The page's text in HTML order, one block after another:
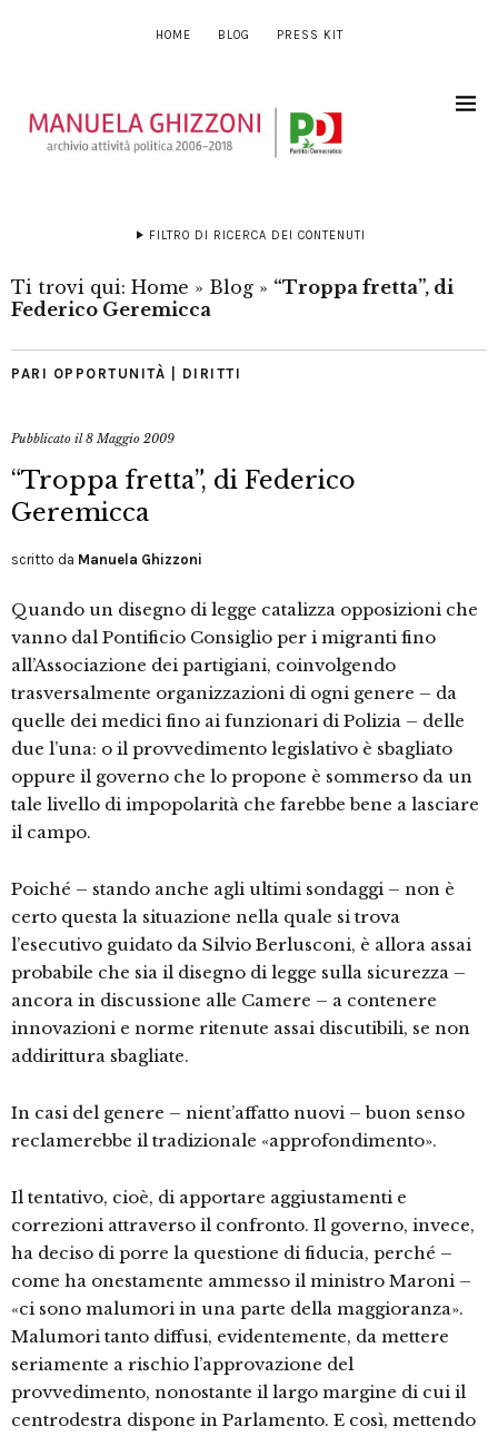
HOME BLOG PRESS KIT
FILTRO DI RICERCA DEI CONTENUTI
Ti trovi qui: Home » Blog » “Troppa fretta”, di
Federico Geremicca
PARI OPPORTUNITÀ | DIRITTI
Pubblicato il8 Maggio 2009
“Troppa fretta”, di Federico
Geremicca
scritto da Manuela Ghizzoni
Quando un disegno di legge catalizza opposizioni che
vanno dal Pontificio Consiglio per i migranti fino
all’Associazione dei partigiani, coinvolgendo
trasversalmente organizzazioni di ogni genere – da
quelle dei medici fino ai funzionari di Polizia – delle
due l’una: o il provvedimento legislativo è sbagliato
oppure il governo che lo propone è sommerso da un
tale livello di impopolarità che farebbe bene a lasciare
il campo.
Poiché – stando anche agli ultimi sondaggi – non è
certo questa la situazione nella quale si trova
l’esecutivo guidato da Silvio Berlusconi, è allora assai
probabile che sia il disegno di legge sulla sicurezza –
ancora in discussione alle Camere – a contenere
innovazioni e norme ritenute assai discutibili, se non
addirittura sbagliate.
In casi del genere – nient’affatto nuovi – buon senso
reclamerebbe il tradizionale «approfondimento».
Il tentativo, cioè, di apportare aggiustamenti e
correzioni attraverso il confronto. Il governo, invece,
ha deciso di porre la questione di fiducia, perché –
come ha onestamente ammesso il ministro Maroni –
«ci sono malumori in una parte della maggioranza».
Malumori tanto diffusi, evidentemente, da mettere
seriamente a rischio l’approvazione del
provvedimento, nonostante il largo margine di cui il
centrodestra dispone in Parlamento. E così, mettendo